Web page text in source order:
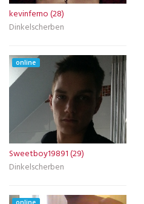
kevinferno (28)
Dinkelscherben
online
Sweetboy19891 (29)
Dinkelscherben
online